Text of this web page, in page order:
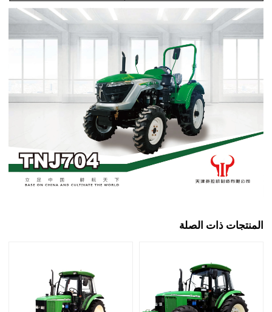
المنتجات ذات الصلة